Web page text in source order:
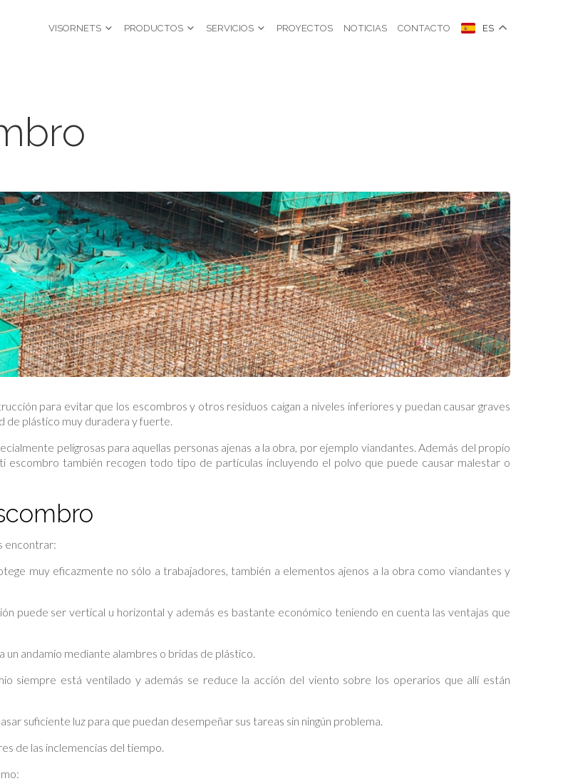
VISORNETS PRODUCTOS SERVICIOS PROYECTOS NOTICIAS CONTACTO ES
para evitar que los escombros y otros residuos caigan a niveles inferiores y puedan causar graves
de plástico muy duradera y fuerte.
peligrosas para aquellas personas ajenas a la obra, por ejemplo viandantes. Además del propio
también recogen todo tipo de partículas incluyendo el polvo que puede causar malestar o
encontrar:
muy eficazmente no sólo a trabajadores, también a elementos ajenos a la obra como viandantes y
puede ser vertical u horizontal y además es bastante económico teniendo en cuenta las ventajas que
un andamio mediante alambres o bridas de plástico.
siempre está ventilado y además se reduce la acción del viento sobre los operarios que allí están
suficiente luz para que puedan desempeñar sus tareas sin ningún problema.
de las inclemencias del tiempo.